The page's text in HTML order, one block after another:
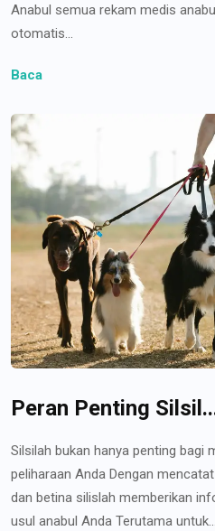
Anabul semua rekam medis
otomatis...
Baca
Peran Penting
Silsilah bukan hanya penting bagi
peliharaan Anda Dengan
dan betina silislah memberikan
usul anabul Anda Terutama untuk...